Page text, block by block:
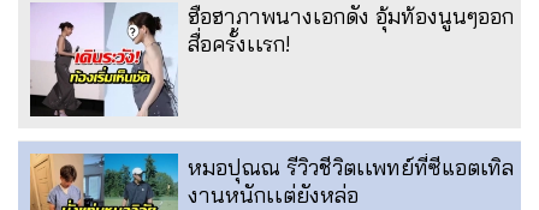
ฮือฮาภาพนางเอกดัง อุ้มท้องนูนๆออก
สื่อครั้งเเรก!
หมอปุณณ รีวิวชีวิตเเพทย์ที่ซีแอตเทิล
งานหนักเเต่ยังหล่อ